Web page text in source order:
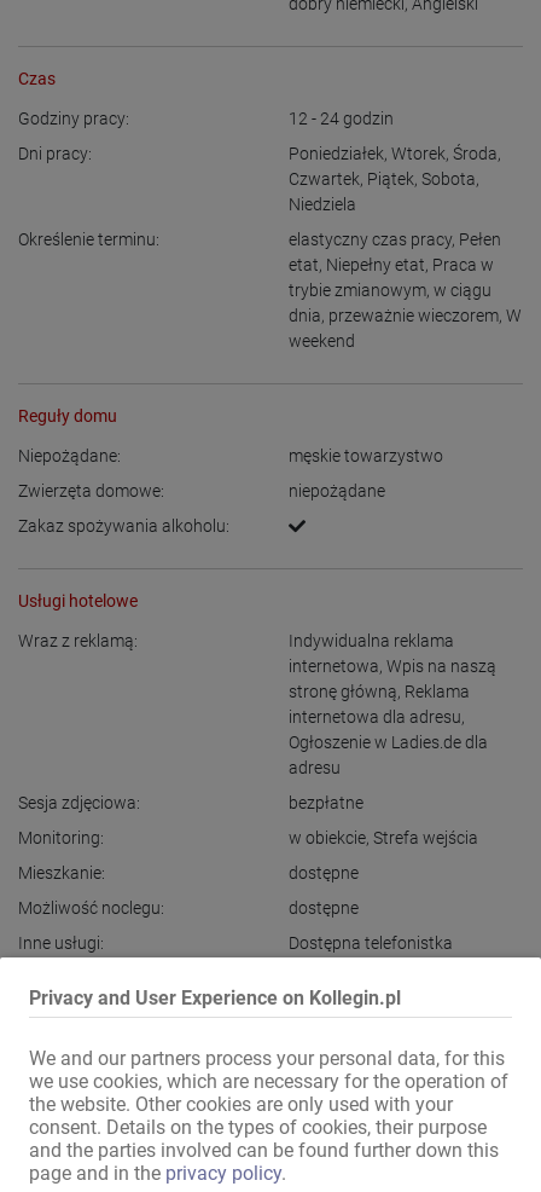
Privacy and User Experience on Kollegin.pl
We and our partners process your personal data, for this
we use cookies, which are necessary for the operation of
the website. Other cookies are only used with your
consent. Details on the types of cookies, their purpose
and the parties involved can be found further down this
page and in the privacy policy.
Czas
Godziny pracy: 12 - 24godzin
Dni pracy:
Poniedziałek, Wtorek, Środa,
Czwartek, Piątek, Sobota,
Niedziela
Określenie terminu:
elastyczny czas pracy, Pełen
etat, Niepełny etat, Praca w
trybie zmianowym, w ciągu
dnia, przeważnie wieczorem, W
weekend
Reguły domu
Niepożądane:
męskie towarzystwo
Zwierzęta domowe:
niepożądane
Zakaz spożywania alkoholu:
Usługi hotelowe
Wraz z reklamą:
Indywidualna reklama
internetowa, Wpis na naszą
stronę główną, Reklama
internetowa dla adresu,
Ogłoszenie w Ladies.de dla
adresu
Sesja zdjęciowa:
bezpłatne
Monitoring:
w obiekcie, Strefa wejścia
Mieszkanie:
dostępne
Możliwość noclegu:
dostępne
Inne usługi:
Dostępna telefonistka
Adresy - wyposażenie
Internet:
przez WLAN
w apartamencie:
Sprzęt muzyczny,Wanna,
Prysznic
Prysznic z WC
Lodówka
w obiekcie: